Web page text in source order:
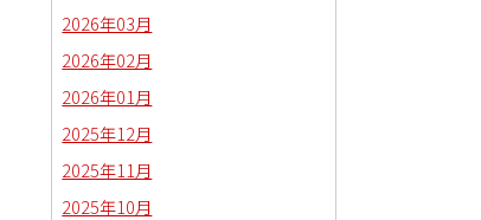
2026年03月
2026年02月
2026年01月
2025年12月
2025年11月
2025年10月